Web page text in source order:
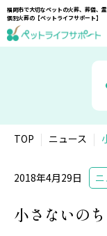
福岡市で大切なペットの火葬、葬儀、
個別火葬の【ペットライフサポート】
TOP ニュース
2018年4月29日
小さないの